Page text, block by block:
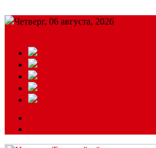
Четверг, 06 августа, 2026